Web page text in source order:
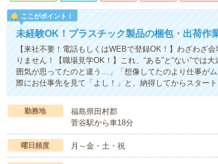
ここがポイント！
未経験OK！プラスチック製品の梱包・出荷作
【来社不要！電話もしくはWEBで登録OK！】わざわ
りません！【職場見学OK！】これ、“ある”と“ない”では
囲気が思ってたのと違う…」「想像してたのより仕事が
際にお仕事先を見て「よし！」と、納得してからスター
勤務地
福島県田村郡
菅谷駅から車18分
曜日頻度 月～金・土・祝